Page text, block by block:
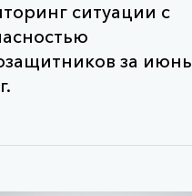
ситуации с
за июнь